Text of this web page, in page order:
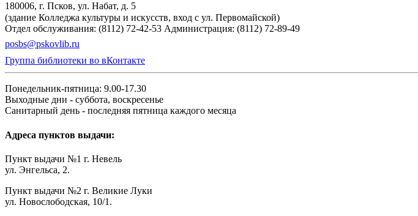
180006, г. Псков, ул. Набат, д. 5
(здание Колледжа культуры и искусств, вход с ул. Первомайской)
Отдел обслуживания: (8112) 72-42-53 Администрация: (8112) 72-89-49
posbs@pskovlib.ru
Группа библиотеки во вКонтакте
Понедельник-пятница: 9.00-17.30
Выходные дни - суббота, воскресенье
Санитарный день - последняя пятница каждого месяца
Адреса пунктов выдачи:
Пункт выдачи №1 г. Невель
ул. Энгельса, 2.
Пункт выдачи №2 г. Великие Луки
ул. Новослободская, 10/1.